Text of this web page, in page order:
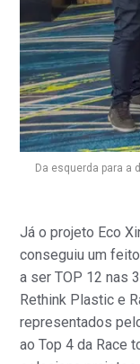
Da esquerda para a
Já o projeto Eco
conseguiu um
a ser TOP 12 nas
Rethink Plastic e
representados
ao Top 4 da Race